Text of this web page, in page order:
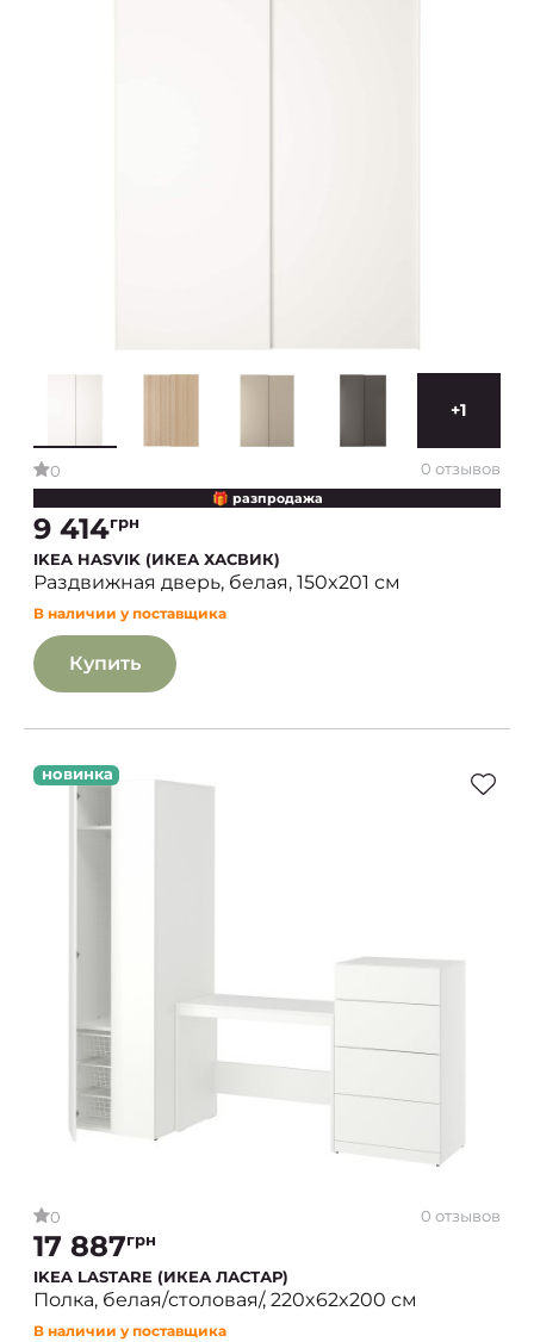
+1
0 0 отзывов
🎁 разпродажа
9 414грн
IKEA HASVIK (ИКЕА ХАСВИК)
Раздвижная дверь, белая, 150x201 см
В наличии у поставщика
Купить
новинка
0 0 отзывов
17 887грн
IKEA LASTARE (ИКЕА ЛАСТАР)
Полка, белая/столовая/, 220x62x200 см
В наличии у поставщика